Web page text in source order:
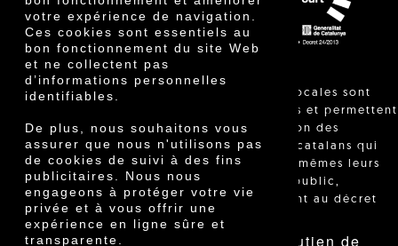
votre expérience de navigation.
Ces cookies sont essentiels au
bon fonctionnement du site Web
et ne collectent pas
d’informations personnelles
identifiables.
De plus, nous souhaitons vous
assurer que nous n'utilisons pas
de cookies de suivi à des fins
publicitaires. Nous nous
engageons à protéger votre vie
privée et à vous offrir une
expérience en ligne sûre et
transparente.
"Les ventes locales sont
réglementées et permettent
l'identification des
agriculteurs catalans qui
vendent eux-mêmes leurs
produits au public,
conformément au décret
Avec le soutien de